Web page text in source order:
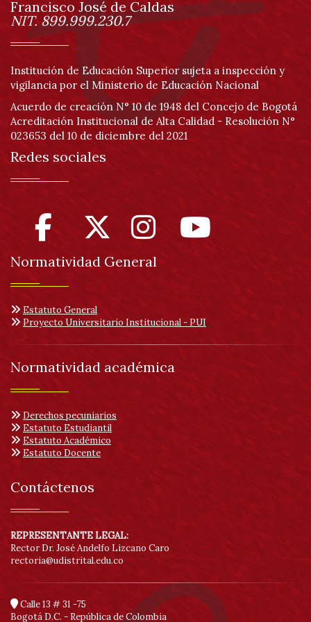
Información
Francisco José de Caldas
NIT. 899.999.230.7
Institución de Educación Superior sujeta a inspección y
vigilancia por el Ministerio de Educación Nacional
Acuerdo de creación N° 10 de 1948 del Concejo de Bogotá
Acreditación Institucional de Alta Calidad - Resolución N°
023653 del 10 de diciembre del 2021
Redes sociales
Normatividad General
Estatuto General
Proyecto Universitario Institucional - PUI
Normatividad académica
Derechos pecuniarios
Estatuto Estudiantil
Estatuto Académico
Estatuto Docente
Contáctenos
REPRESENTANTE LEGAL:
Rector Dr. José Andelfo Lizcano Caro
rectoria@udistrital.edu.co
Calle 13 # 31 -75
Bogotá D.C. - República de Colombia